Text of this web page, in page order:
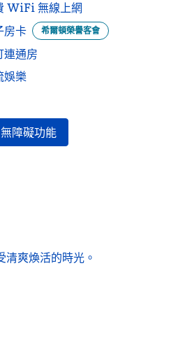
WiFi 無線上網
房卡
希爾頓榮譽客會
連通房
娛樂
無障礙功能
爽煥活的時光。